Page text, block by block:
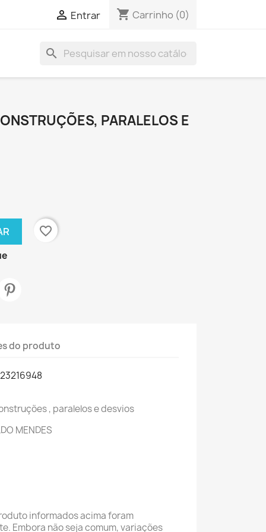
 Entrar shopping_cart Carrinho (0)
search
PARALELOS E
favorite_border
do produto
, paralelos e desvios
MENDES
informados acima foram
Embora não seja comum, variações